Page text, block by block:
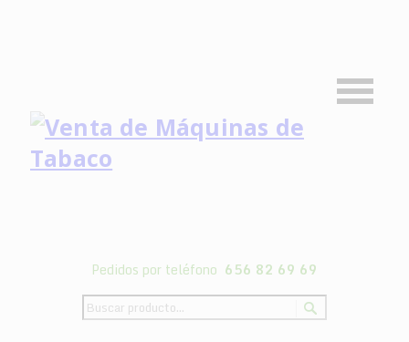
Pedidos por teléfono 656 82 69 69